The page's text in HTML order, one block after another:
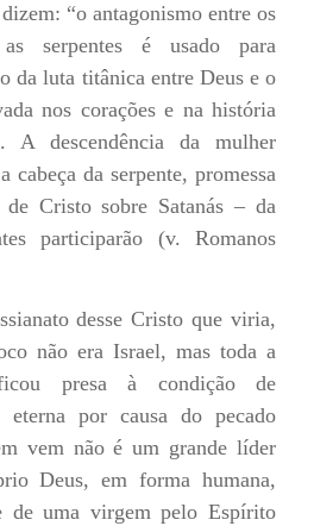
“o antagonismo entre os
serpentes é usado para
da luta titânica entre Deus e o
nos corações e na história
A descendência da mulher
cabeça da serpente, promessa
Cristo sobre Satanás – da
participarão (v. Romanos
desse Cristo que viria,
não era Israel, mas toda a
presa à condição de
eterna por causa do pecado
vem não é um grande líder
Deus, em forma humana,
de uma virgem pelo Espírito